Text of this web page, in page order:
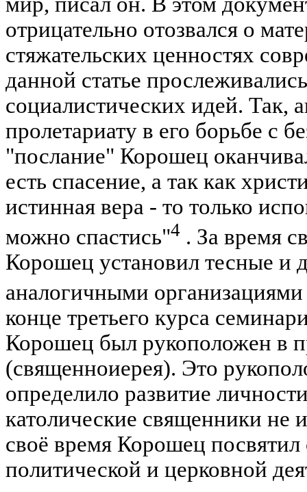
отрицательно отозвался о
стяжательских ценностях
данной статье
социалистических идей. Так,
пролетариату в его борьбе с
"послание" Корошец
есть спасение, а так как
истинная вера - то только
можно спастись"4 . За время
Корошец установил тесные и
аналогичными организациями
конце третьего курса
Корошец был рукоположен в
(священноиерея). Это
определило развитие
католические священники не
своё время Корошец
политической и церковной